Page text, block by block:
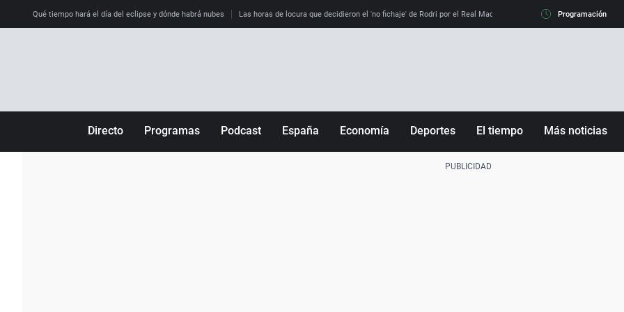
Qué tiempo hará el día del eclipse y dónde habrá nubes Las horas de locura que decidieron el 'no fichaje' de Rodri por el Real Madrid y su 'sí' al Barça La llamada
Programación
Directo Programas Podcast España Economía Deportes El tiempo Más noticias